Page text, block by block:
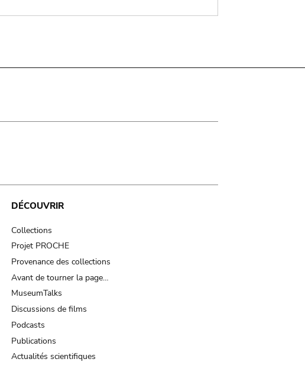
DÉCOUVRIR
Collections
Projet PROCHE
Provenance des collections
Avant de tourner la page…
MuseumTalks
Discussions de films
Podcasts
Publications
Actualités scientifiques